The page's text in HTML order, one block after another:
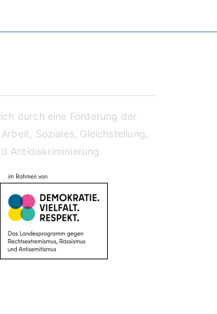
durch eine Förderung der
Soziales, Gleichstellung,
Antidiskriminierung.